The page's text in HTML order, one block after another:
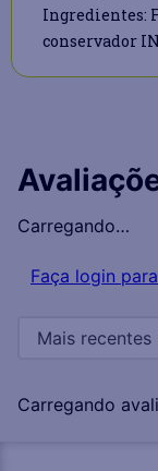
Ingredientes:
conservador
Carregando…
Faça login
Mais recentes
Carregando